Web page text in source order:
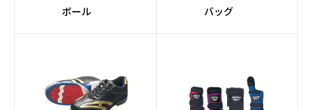
ボール バッグ